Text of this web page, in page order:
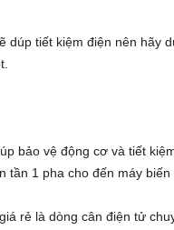
dúp tiết kiệm điện nên hãy
.
bảo vệ động cơ và tiết
tần 1 pha cho đến máy
rẻ là dòng cân điện tử